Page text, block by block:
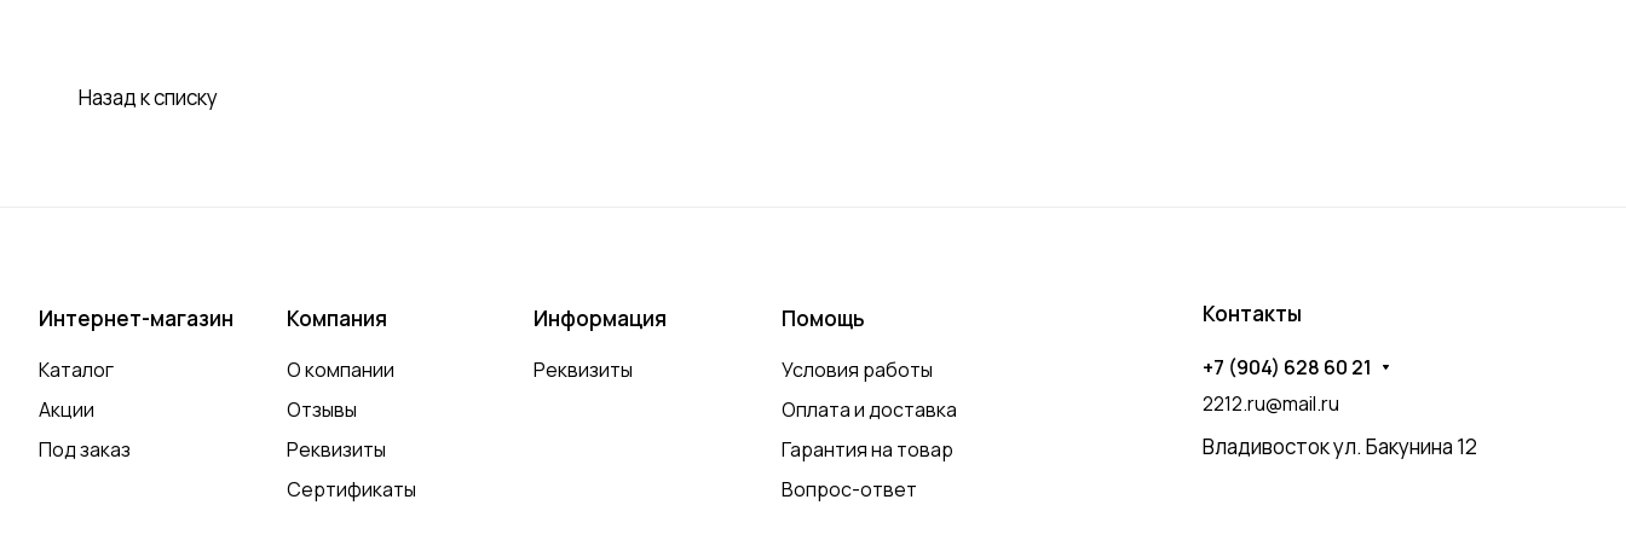
Назад к списку
Интернет-магазин
Каталог
Акции
Под заказ
Компания
О компании
Отзывы
Реквизиты
Сертификаты
Информация
Реквизиты
Помощь
Условия работы
Оплата и доставка
Гарантия на товар
Вопрос-ответ
Контакты
+7 (904) 628 60 21
2212.ru@mail.ru
Владивосток ул. Бакунина 12